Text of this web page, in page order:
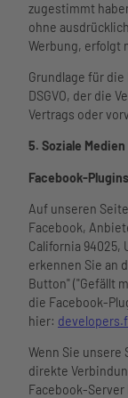
zugestimmt
ohne
Werbung, erfolgt
Grundlage für
DSGVO, der die
Vertrags oder
5. Soziale Medien
Facebook-
Auf unseren
Facebook,
California 94025,
erkennen Sie an
Button" ("Gefällt
die Facebook-
hier:
Wenn Sie unsere
direkte
Facebook-